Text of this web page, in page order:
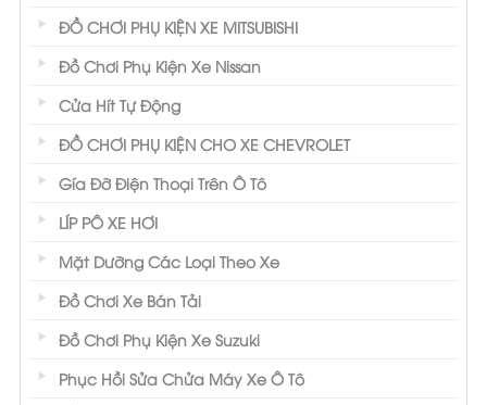
ĐỒ CHƠI PHỤ KIỆN XE MITSUBISHI
Đồ Chơi Phụ Kiện Xe Nissan
Cửa Hít Tự Động
ĐỒ CHƠI PHỤ KIỆN CHO XE CHEVROLET
Gía Đỡ Điện Thoại Trên Ô Tô
LÍP PÔ XE HƠI
Mặt Dưỡng Các Loại Theo Xe
Đồ Chơi Xe Bán Tải
Đồ Chơi Phụ Kiện Xe Suzuki
Phục Hồi Sửa Chửa Máy Xe Ô Tô